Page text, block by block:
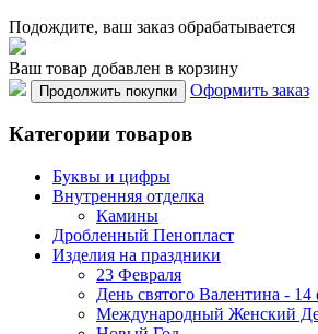
Подождите, ваш заказ обрабатывается
Ваш товар добавлен в корзину
Продолжить покупки Оформить заказ
Категории товаров
Буквы и цифры
Внутренняя отделка
Камины
Дробленный Пенопласт
Изделия на праздники
23 Февраля
День святого Валентина - 14
Международный Женский